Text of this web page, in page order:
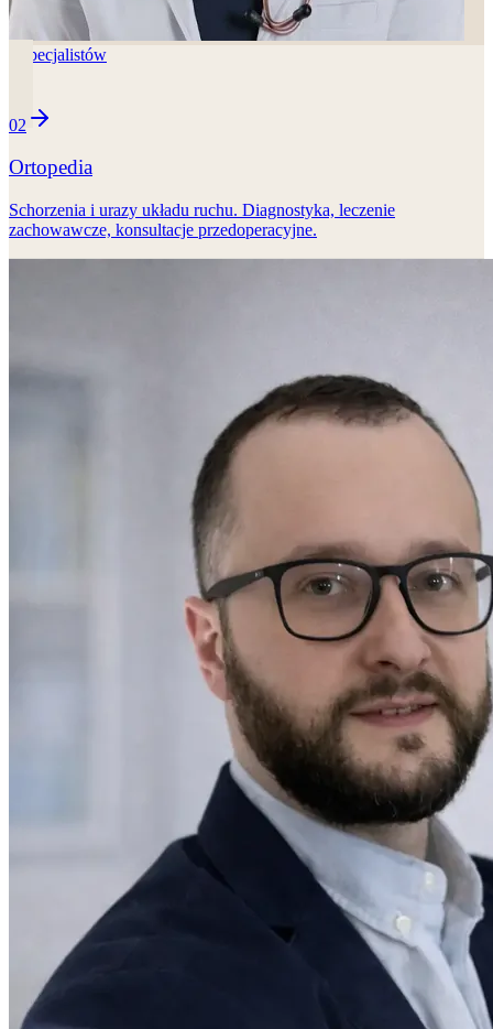
specjalistów
02
Ortopedia
Schorzenia i urazy układu ruchu. Diagnostyka, leczenie
zachowawcze, konsultacje przedoperacyjne.